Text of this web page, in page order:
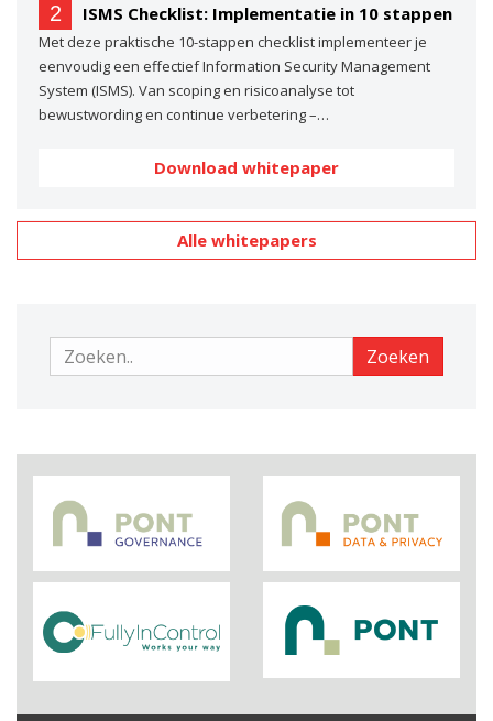
2 ISMS Checklist: Implementatie in 10 stappen
Met deze praktische 10-stappen checklist implementeer je
eenvoudig een effectief Information Security Management
System (ISMS). Van scoping en risicoanalyse tot
bewustwording en continue verbetering –…
Download whitepaper
Alle whitepapers
Zoeken Zoeken